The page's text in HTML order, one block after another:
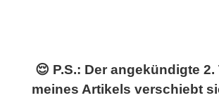
😌 P.S.: Der angekündigte 2.
meines Artikels verschiebt